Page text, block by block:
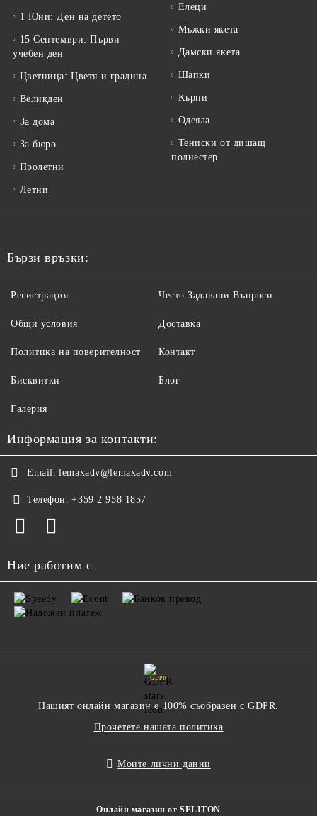
1 Юни: Ден на детето
15 Септември: Първи
учебен ден
Цветница: Цветя и градина
Великден
За дома
За бюро
Пролетни
Летни
Елеци
Мъжки якета
Дамски якета
Шапки
Кърпи
Одеяла
Тениски от дишащ
полиестер
Бързи връзки:
Регистрация
Общи условия
Политика на поверителност
Бисквитки
Често Задавани Въпроси
Доставка
Контакт
Блог
Галерия
Информация за контакти:
Email: lemaxadv@lemaxadv.com
Телефон: +359 2 958 1857
Ние работим с
GDPR
Нашият онлайн магазин е 100% съобразен с GDPR.
Прочетете нашата политика
Моите лични данни
Онлайн магазин от SELITON